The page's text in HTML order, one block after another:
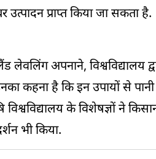
प्राप्त किया जा सकता है.
अपनाने, विश्वविद्यालय
कहना है कि इन उपायों से
के विशेषज्ञों ने
भी किया.